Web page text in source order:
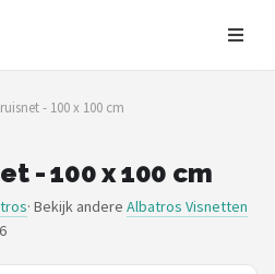
- 100 x 100 cm
- 100 x 100 cm
· Bekijk andere Albatros Visnetten